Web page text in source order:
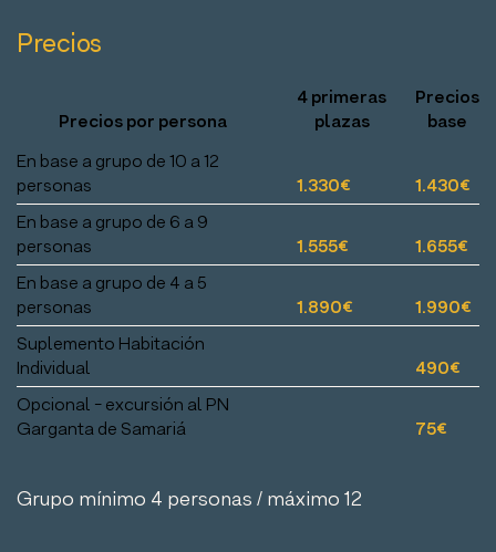
Precios
Precios por persona
4 primeras
plazas
Precios
base
En base a grupo de 10 a 12
personas
1.330€
1.430€
En base a grupo de 6 a 9
personas
1.555€
1.655€
En base a grupo de 4 a 5
personas
1.890€
1.990€
Suplemento Habitación
Individual
490€
Opcional - excursión al PN
Garganta de Samariá
75€
Grupo mínimo 4 personas / máximo 12